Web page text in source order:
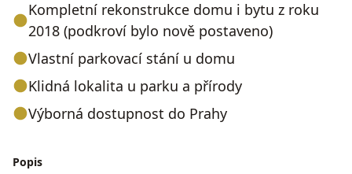
Kompletní rekonstrukce domu i bytu z roku
2018 (podkroví bylo nově postaveno)
Vlastní parkovací stání u domu
Klidná lokalita u parku a přírody
Výborná dostupnost do Prahy
Popis